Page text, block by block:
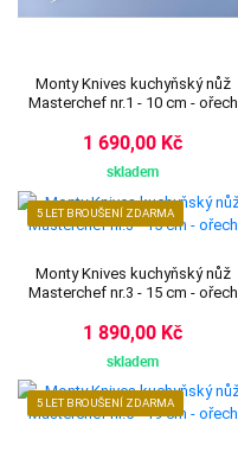
Monty Knives kuchyňský nůž
Masterchef nr.1 - 10 cm - ořech
1 690,00 Kč
skladem
5 LET BROUŠENÍ ZDARMA
Monty Knives kuchyňský nůž
Masterchef nr.3 - 15 cm - ořech
1 890,00 Kč
skladem
5 LET BROUŠENÍ ZDARMA